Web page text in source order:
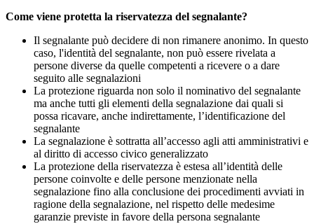
Come viene protetta la riservatezza del segnalante?
Il segnalante può decidere di non rimanere anonimo. In questo
caso, l'identità del segnalante, non può essere rivelata a
persone diverse da quelle competenti a ricevere o a dare
seguito alle segnalazioni
La protezione riguarda non solo il nominativo del segnalante
ma anche tutti gli elementi della segnalazione dai quali si
possa ricavare, anche indirettamente, l’identificazione del
segnalante
La segnalazione è sottratta all’accesso agli atti amministrativi e
al diritto di accesso civico generalizzato
La protezione della riservatezza è estesa all’identità delle
persone coinvolte e delle persone menzionate nella
segnalazione fino alla conclusione dei procedimenti avviati in
ragione della segnalazione, nel rispetto delle medesime
garanzie previste in favore della persona segnalante